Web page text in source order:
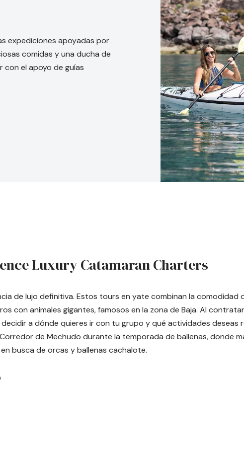
expediciones apoyadas por
comidas y una ducha de
con el apoyo de guías
Luxury Catamaran Charters
de lujo definitiva. Estos tours en yate combinan la comodidad
con animales gigantes, famosos en la zona de Baja. Al
a dónde quieres ir con tu grupo y qué actividades deseas
de Mechudo durante la temporada de ballenas, donde
busca de orcas y ballenas cachalote.